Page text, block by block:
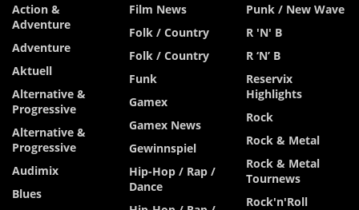
Action &
Adventure
Adventure
Aktuell
Alternative &
Progressive
Alternative &
Progressive
Audimix
Blues
Film News
Folk / Country
Folk / Country
Funk
Gamex
Gamex News
Gewinnspiel
Hip-Hop / Rap /
Dance
Punk / New Wave
R 'n' B
R ‘n’ B
Reservix
Highlights
Rock
Rock & Metal
Rock & Metal
Tournews
Rock'n'Roll